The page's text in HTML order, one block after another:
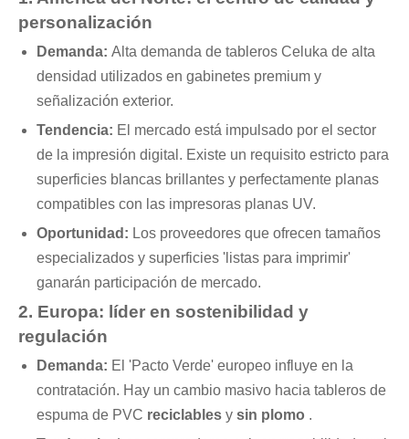
personalización
Demanda: Alta demanda de tableros Celuka de alta
densidad utilizados en gabinetes premium y
señalización exterior.
Tendencia: El mercado está impulsado por el sector
de la impresión digital. Existe un requisito estricto para
superficies blancas brillantes y perfectamente planas
compatibles con las impresoras planas UV.
Oportunidad: Los proveedores que ofrecen tamaños
especializados y superficies 'listas para imprimir'
ganarán participación de mercado.
2. Europa: líder en sostenibilidad y
regulación
Demanda: El 'Pacto Verde' europeo influye en la
contratación. Hay un cambio masivo hacia tableros de
espuma de PVC reciclables y sin plomo .